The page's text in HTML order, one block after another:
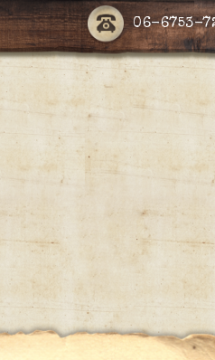
06-6753-